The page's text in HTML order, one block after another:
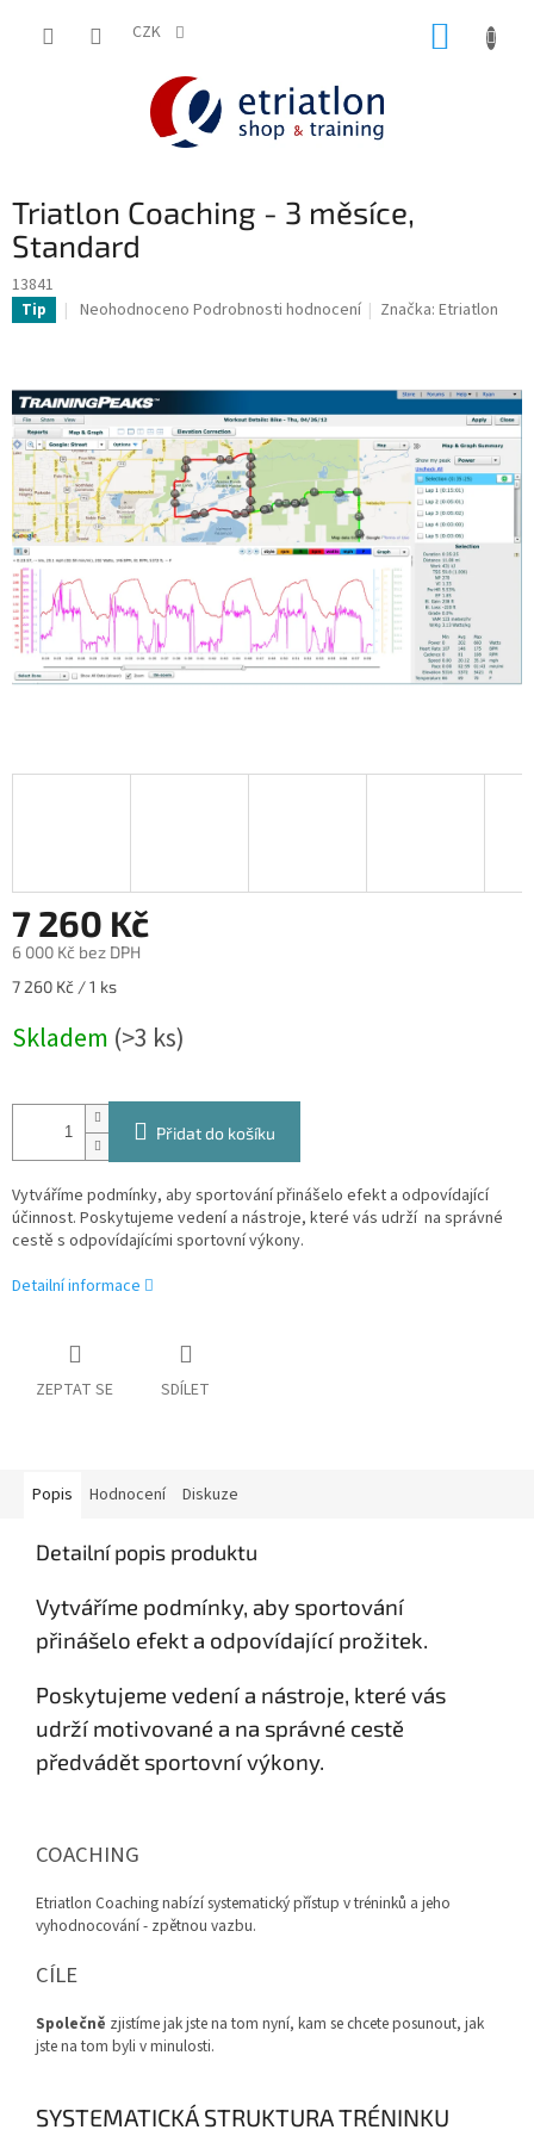
CZK
Triatlon Coaching - 3 měsíce,
Standard
13841
Tip
Průměrné
0,0
z
5
hvězdiček.
Neohodnoceno Podrobnosti hodnocení Značka:Etriatlon
7 260 Kč
6 000 Kč bez DPH
Měrná
7 260 Kč / 1 ks
Skladem (>3 ks)
Přidat do košíku
Vytváříme podmínky, aby sportování přinášelo efekt a odpovídající
účinnost. Poskytujeme vedení a nástroje, které vás udrží na správné
cestě s odpovídajícími sportovní výkony.
Detailní informace
ZEPTAT SE SDÍLET
Popis Hodnocení Diskuze
Detailní popis produktu
Vytváříme podmínky, aby sportování
přinášelo efekt a odpovídající prožitek.
Poskytujeme vedení a nástroje, které vás
udrží motivované a na správné cestě
předvádět sportovní výkony.
COACHING
Etriatlon Coaching nabízí systematický přístup v tréninků a jeho
vyhodnocování - zpětnou vazbu.
CÍLE
Společně zjistíme jak jste na tom nyní, kam se chcete posunout, jak
jste na tom byli v minulosti.
SYSTEMATICKÁ STRUKTURA TRÉNINKU
shop.etriatlon.cz - Chat